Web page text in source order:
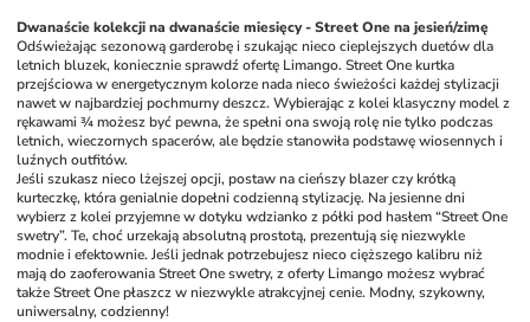
Dwanaście kolekcji na dwanaście miesięcy - Street One na jesień/zimę
Odświeżając sezonową garderobę i szukając nieco cieplejszych duetów dla
letnich bluzek, koniecznie sprawdź ofertę Limango. Street One kurtka
przejściowa w energetycznym kolorze nada nieco świeżości każdej stylizacji
nawet w najbardziej pochmurny deszcz. Wybierając z kolei klasyczny model z
rękawami ¾ możesz być pewna, że spełni ona swoją rolę nie tylko podczas
letnich, wieczornych spacerów, ale będzie stanowiła podstawę wiosennych i
luźnych outfitów.
Jeśli szukasz nieco lżejszej opcji, postaw na cieńszy blazer czy krótką
kurteczkę, która genialnie dopełni codzienną stylizację. Na jesienne dni
wybierz z kolei przyjemne w dotyku wdzianko z półki pod hasłem “Street One
swetry”. Te, choć urzekają absolutną prostotą, prezentują się niezwykle
modnie i efektownie. Jeśli jednak potrzebujesz nieco cięższego kalibru niż
mają do zaoferowania Street One swetry, z oferty Limango możesz wybrać
także Street One płaszcz w niezwykle atrakcyjnej cenie. Modny, szykowny,
uniwersalny, codzienny!